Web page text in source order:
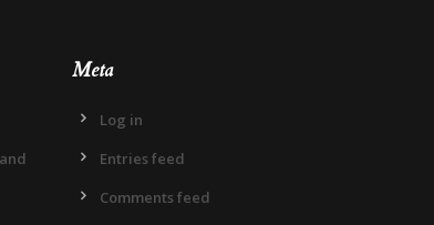
Meta
Log in
Entries feed
Comments feed